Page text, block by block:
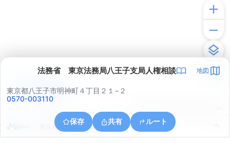
法務省 東京法務局八王子支局人権相談 地図
東京都八王子市明神町４丁目２１−２
0570-003110
保存 共有 ルート
東京都八王子市子安町２丁目６
アプリで見る